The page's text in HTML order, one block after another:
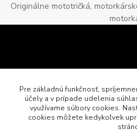
Originálne mototričká,
Pre základnú funkčnosť,
účely a v prípade udelenia
využívame súbory cookies.
cookies môžete kedykoľvek